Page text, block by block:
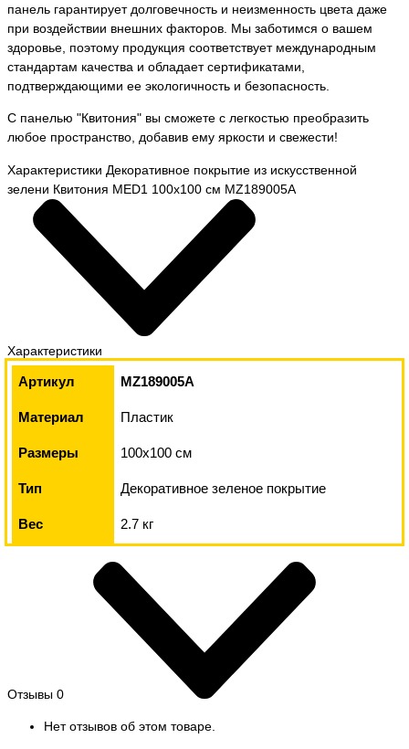
панель гарантирует долговечность и неизменность цвета даже
при воздействии внешних факторов. Мы заботимся о вашем
здоровье, поэтому продукция соответствует международным
стандартам качества и обладает сертификатами,
подтверждающими ее экологичность и безопасность.
С панелью "Квитония" вы сможете с легкостью преобразить
любое пространство, добавив ему яркости и свежести!
Характеристики Декоративное покрытие из искусственной
зелени Квитония MED1 100х100 см MZ189005A
Характеристики
Артикул MZ189005A
Материал Пластик
Размеры 100х100 см
Тип Декоративное зеленое покрытие
Вес 2.7 кг
Отзывы 0
Нет отзывов об этом товаре.